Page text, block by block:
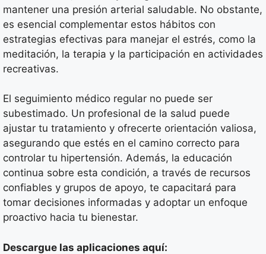
mantener una presión arterial saludable. No obstante,
es esencial complementar estos hábitos con
estrategias efectivas para manejar el estrés, como la
meditación, la terapia y la participación en actividades
recreativas.
El seguimiento médico regular no puede ser
subestimado. Un profesional de la salud puede
ajustar tu tratamiento y ofrecerte orientación valiosa,
asegurando que estés en el camino correcto para
controlar tu hipertensión. Además, la educación
continua sobre esta condición, a través de recursos
confiables y grupos de apoyo, te capacitará para
tomar decisiones informadas y adoptar un enfoque
proactivo hacia tu bienestar.
Descargue las aplicaciones aquí: